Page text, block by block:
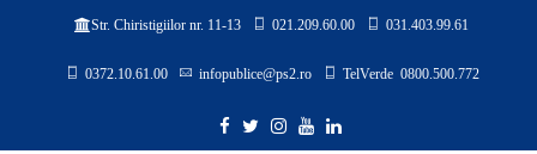
Str. Chiristigiilor nr. 11-13 021.209.60.00 031.403.99.61
0372.10.61.00 infopublice@ps2.ro TelVerde 0800.500.772